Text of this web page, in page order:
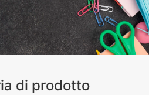
di prodotto